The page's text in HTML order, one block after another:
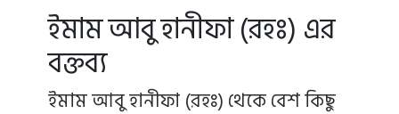
ইমাম আবু হানীফা (রহঃ) এর
বক্তব্য
ইমাম আবু হানীফা (রহঃ) থেকে বেশ কিছু